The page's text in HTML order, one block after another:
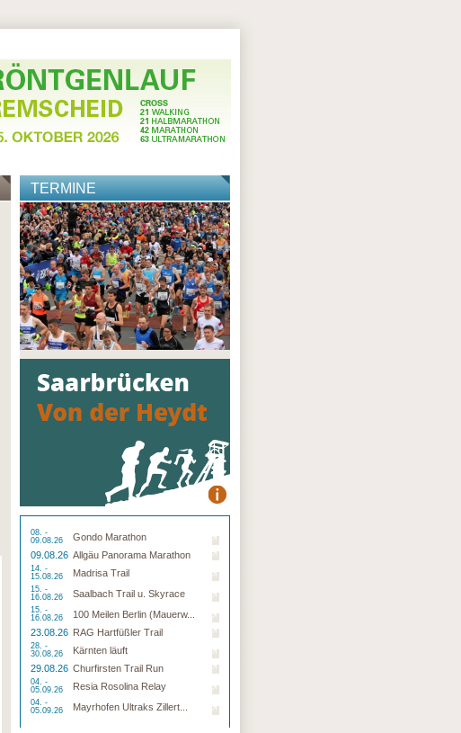
TERMINE
08. -
09.08.26
Gondo Marathon
09.08.26 Allgäu Panorama Marathon
14. -
15.08.26
Madrisa Trail
15. -
16.08.26
Saalbach Trail u. Skyrace
15. -
16.08.26
100 Meilen Berlin (Mauerw...
23.08.26 RAG Hartfüßler Trail
28. -
30.08.26
Kärnten läuft
29.08.26 Churfirsten Trail Run
04. -
05.09.26
Resia Rosolina Relay
04. -
05.09.26
Mayrhofen Ultraks Zillert...